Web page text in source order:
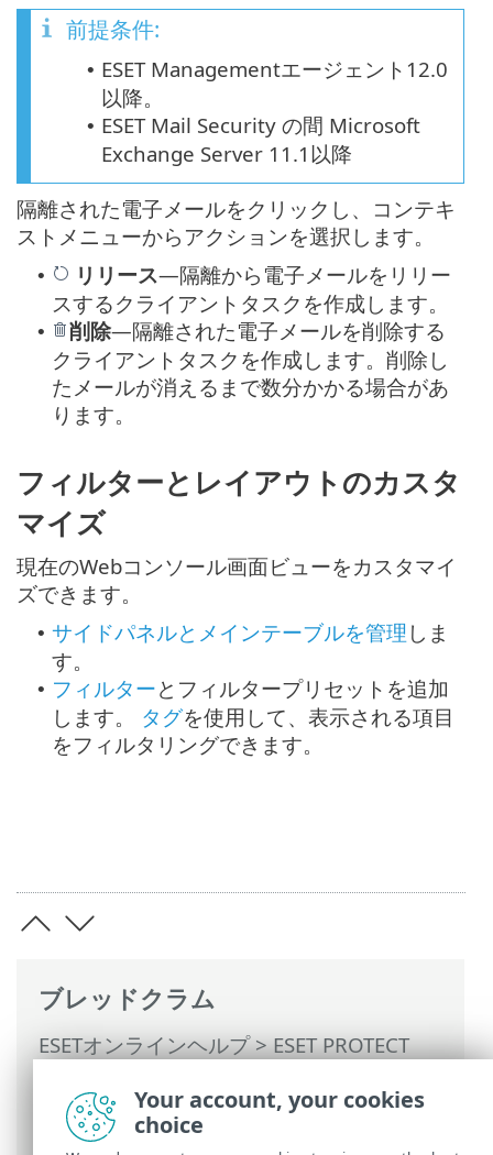
ブレッドクラム
ESETオンラインヘルプ>ESET PROTECT
ESET PROTECT On-Prem メインメニュー
詳細> 隔離
前提条件:
• ESET Managementエージェント12.0
以降。
• ESET Mail Security の間 Microsoft
Exchange Server 11.1以降
隔離された電子メールをクリックし、コンテキ
ストメニューからアクションを選択します。
• リリース—隔離から電子メールをリリー
スするクライアントタスクを作成します。
• 削除—隔離された電子メールを削除する
クライアントタスクを作成します。削除し
たメールが消えるまで数分かかる場合があ
ります。
フィルターとレイアウトのカスタ
マイズ
現在のWebコンソール画面ビューをカスタマイ
ズできます。
• サイドパネルとメインテーブルを管理 しま
す。
• フィルターとフィルタープリセットを追加
します。 タグを使用して、表示される項目
をフィルタリングできます。
Your account, your cookies
choice